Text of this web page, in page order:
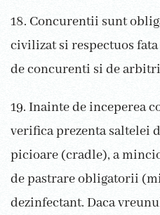
18. Concurentii sunt
civilizat si respectuos
de concurenti si de
19. Inainte de inceperea
verifica prezenta saltelei
picioare (cradle), a
de pastrare obligatorii
dezinfectant. Daca